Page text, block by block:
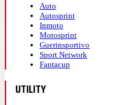
Auto
Autosprint
Inmoto
Motosprint
Guerinsportivo
Sport Network
Fantacup
UTILITY